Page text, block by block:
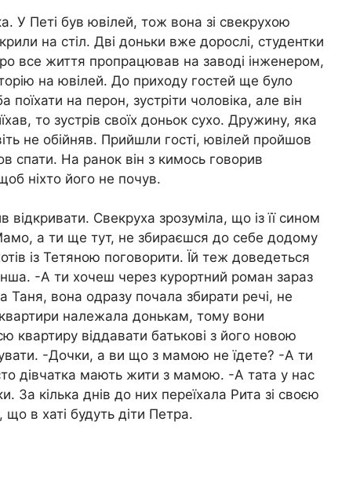
У Петі був ювілей, тож вона зі свекрухою
на стіл. Дві доньки вже дорослі, студентки
все життя пропрацював на заводі інженером,
на ювілей. До приходу гостей ще було
на перон, зустріти чоловіка, але він
то зустрів своїх доньок сухо. Дружину, яка
не обійняв. Прийшли гості, ювілей пройшов
спати. На ранок він з кимось говорив
ніхто його не почув.
відкривати. Свекруха зрозуміла, що із її сином
а ти ще тут, не збираєшся до себе додому
із Тетяною поговорити. Їй теж доведеться
-А ти хочеш через курортний роман зараз
Таня, вона одразу почала збирати речі, не
квартири належала донькам, тому вони
квартиру віддавати батькові з його новою
-Дочки, а ви що з мамою не їдете? -А ти
дівчатка мають жити з мамою. -А тата у нас
За кілька днів до них переїхала Рита зі своєю
в хаті будуть діти Петра.